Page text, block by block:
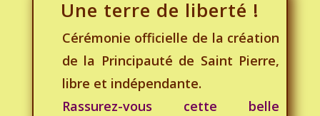
Une terre de liberté !
Cérémonie officielle de la création
de la Principauté de Saint Pierre,
libre et indépendante.
Rassurez-vous cette belle